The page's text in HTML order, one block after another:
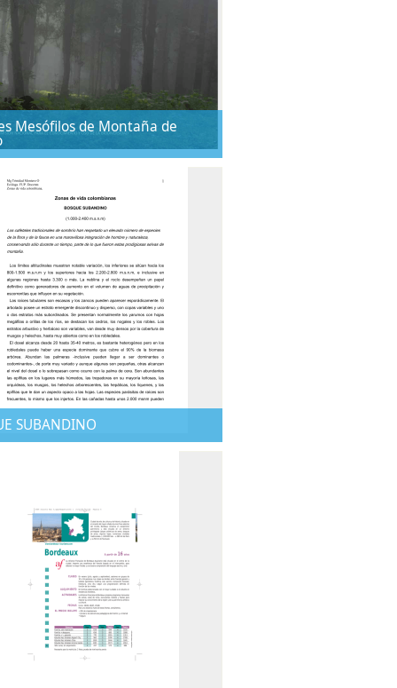
Mesófilos de Montaña de
SUBANDINO